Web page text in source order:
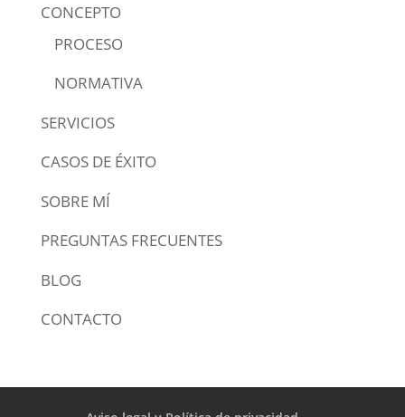
CONCEPTO
PROCESO
NORMATIVA
SERVICIOS
CASOS DE ÉXITO
SOBRE MÍ
PREGUNTAS FRECUENTES
BLOG
CONTACTO